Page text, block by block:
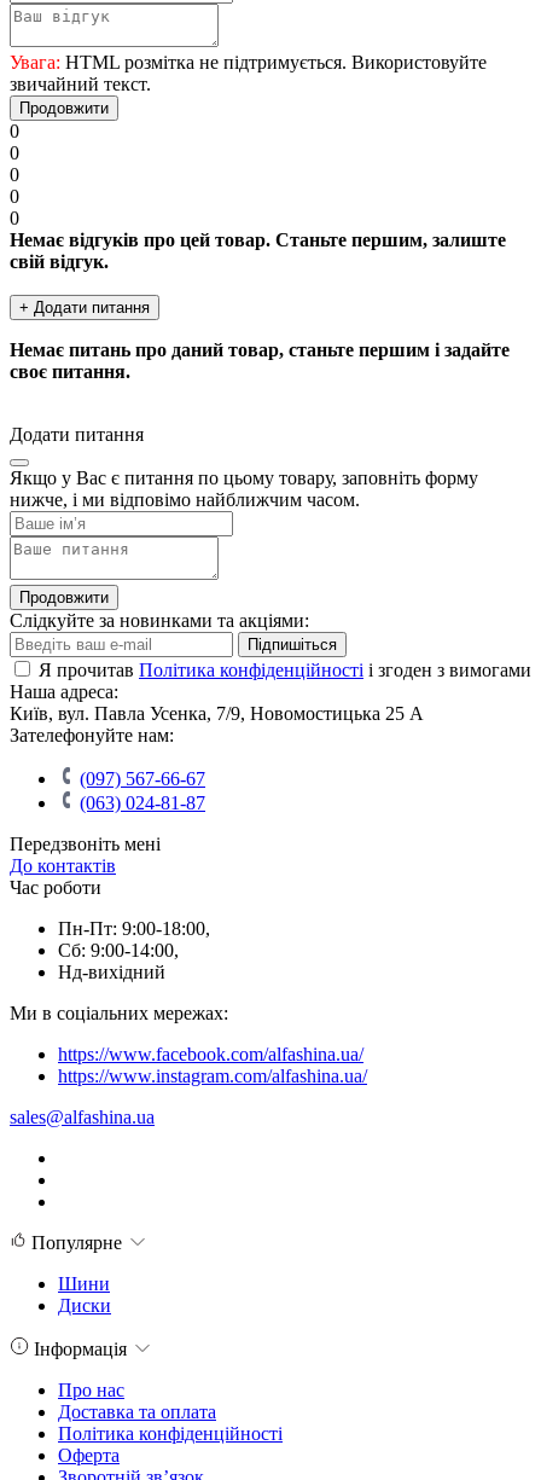
Увага: HTML розмітка не підтримується. Використовуйте
звичайний текст.
Продовжити
0
0
0
0
0
Немає відгуків про цей товар. Станьте першим, залиште
свій відгук.
+ Додати питання
Немає питань про даний товар, станьте першим і задайте
своє питання.
Додати питання
Якщо у Вас є питання по цьому товару, заповніть форму
нижче, і ми відповімо найближчим часом.
Продовжити
Слідкуйте за новинками та акціями:
Підпишіться
Я прочитав Політика конфіденційності і згоден з вимогами
Наша адреса:
Київ, вул. Павла Усенка, 7/9, Новомостицька 25 А
Зателефонуйте нам:
(097) 567-66-67
(063) 024-81-87
Передзвоніть мені
До контактів
Час роботи
Пн-Пт: 9:00-18:00,
Сб: 9:00-14:00,
Нд-вихідний
Ми в соціальних мережах:
https://www.facebook.com/alfashina.ua/
https://www.instagram.com/alfashina.ua/
sales@alfashina.ua
Популярне
Шини
Диски
Інформація
Про нас
Доставка та оплата
Політика конфіденційності
Оферта